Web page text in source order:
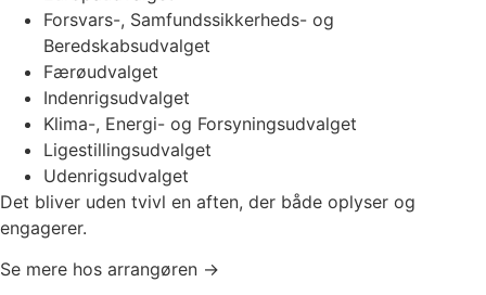
Forsvars-, Samfundssikkerheds- og
Beredskabsudvalget
Færøudvalget
Indenrigsudvalget
Klima-, Energi- og Forsyningsudvalget
Ligestillingsudvalget
Udenrigsudvalget
Det bliver uden tvivl en aften, der både oplyser og
engagerer.
Se mere hos arrangøren →